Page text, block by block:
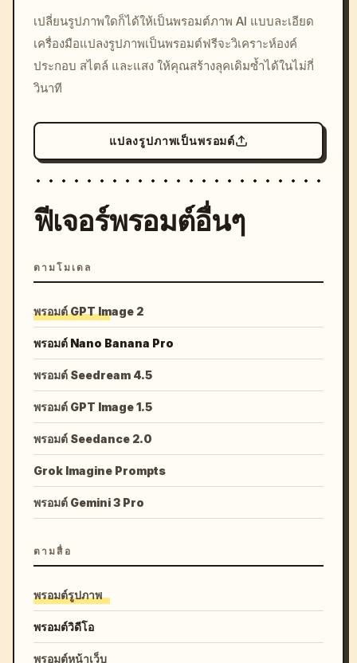
c, cyberpunk sunset, neon
colors, 8k --v 6.0
เปลี่ยนรูปภาพใดก็ได้ให้เป็นพรอมต์ภาพ AI แบบละเอียด
เครื่องมือแปลงรูปภาพเป็นพรอมต์ฟรีจะวิเคราะห์องค์
ประกอบ สไตล์ และแสง ให้คุณสร้างลุคเดิมซ้ำได้ในไม่กี่
วินาที
แปลงรูปภาพเป็นพรอมต์
ฟีเจอร์พรอมต์อื่นๆ
ตามโมเดล
พรอมต์ GPT Image 2
พรอมต์ Nano Banana Pro
พรอมต์ Seedream 4.5
พรอมต์ GPT Image 1.5
พรอมต์ Seedance 2.0
Grok Imagine Prompts
พรอมต์ Gemini 3 Pro
ตามสื่อ
พรอมต์รูปภาพ
พรอมต์วิดีโอ
พรอมต์หน้าเว็บ